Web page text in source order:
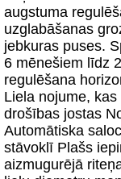
augstuma
uzglabāšanas
jebkuras puses.
6 mēnešiem līdz
regulēšana
Liela nojume,
drošības jostas
Automātiska
stāvoklī Plašs
aizmugurējā